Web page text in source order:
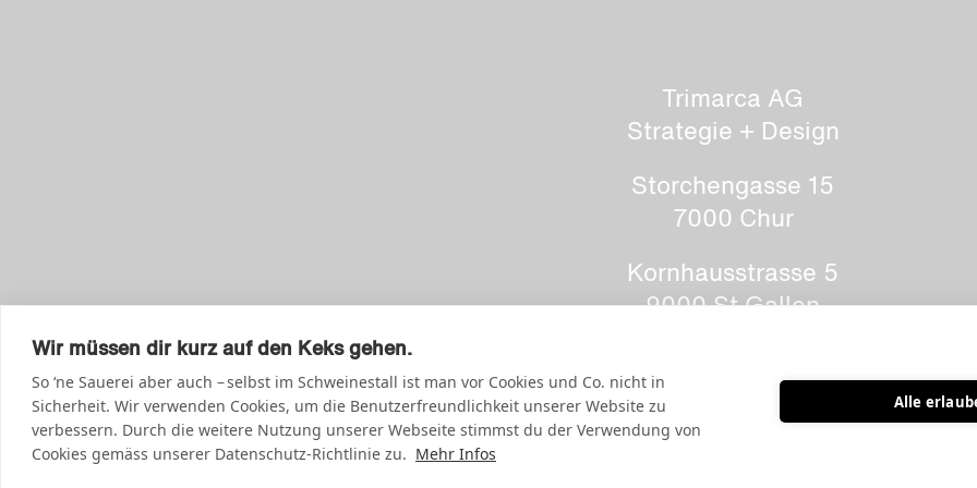
Kontakt
Newsletter
Impressum
Datenschutz
Trimarca AG
Strategie + Design
Storchengasse 15
7000 Chur
Kornhausstrasse 5
9000 St.Gallen
info@trimarca.ch
Wir müssen dir kurz auf den Keks gehen.
So ‘ne Sauerei aber auch – selbst im Schweinestall ist man vor Cookies und Co. nicht in
Sicherheit. Wir verwenden Cookies, um die Benutzerfreundlichkeit unserer Website zu
verbessern. Durch die weitere Nutzung unserer Webseite stimmst du der Verwendung von
Cookies gemäss unserer Datenschutz-Richtlinie zu. Mehr Infos
Alle